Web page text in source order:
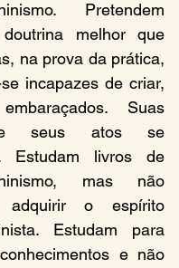
Pretendem
melhor que
na prova da prática,
incapazes de criar,
Suas
e seus atos se
Estudam livros de
mas não
adquirir o espírito
Estudam para
e não